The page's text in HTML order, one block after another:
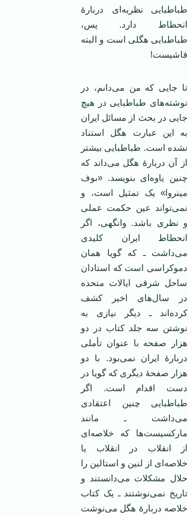
طباطبایی نظریه‌ای دربارۀ
انحطاط دارد. پس،
طباطبایی هگلی است و البته
فاشیست!
تا جایی که من می‌دانم، در
نوشته‌های طباطبایی در هیچ
جایی در بحث از مسائل ایران
به این عبارت هگل استناد
نشده است. طباطبایی بیشتر
از آن دربارۀ هگل می‌داند که
چنین یاوه‌ای بنویسد. «بوف
مینروا» یک تمثیل است، و
نمی‌تواند عین حکمت عملی
و نظری باشد. وانگهی، اگر
انحطاط ایران کلیدی
می‌داشت ـ که گویا‌‌ همان
دموکراسی است که استادان
ساحل شرقی ایالات متحده
در سال‌های اخیر کشف
کرده‌اند ـ دیگر نیازی به
نوشتن سه جلد کتاب در دو
هزار صفحه با عنوان تأملی
دربارۀ ایران نمی‌بود. با دو
هزار صفحۀ دیگری که گویا در
دست اقدام است. اگر
طباطبایی چنین اعتقادی
می‌داشت ـ مانند
مارکسیست‌ها که خلاصه‌ای
از انقلاب در انقلاب یا
خلاصه‌ای از لنین و استالین را
حلال مشکلات می‌دانستند و
تاریخ نمی‌نوشتند ـ یک کتاب
خلاصه دربارۀ هگل می‌نوشت